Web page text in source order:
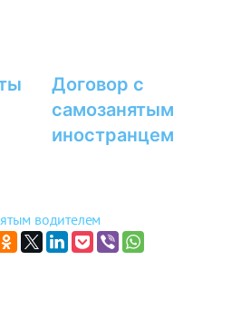
Договор с
самозанятым
иностранцем
водителем